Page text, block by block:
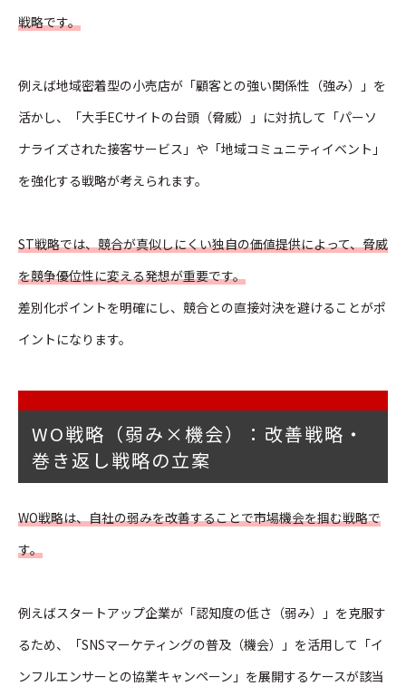
戦略です。
例えば地域密着型の小売店が「顧客との強い関係性（強み）」を
活かし、「大手ECサイトの台頭（脅威）」に対抗して「パーソ
ナライズされた接客サービス」や「地域コミュニティイベント」
を強化する戦略が考えられます。
ST戦略では、競合が真似しにくい独自の価値提供によって、脅威
を競争優位性に変える発想が重要です。
差別化ポイントを明確にし、競合との直接対決を避けることがポ
イントになります。
WO戦略（弱み×機会）：改善戦略・
巻き返し戦略の立案
WO戦略は、自社の弱みを改善することで市場機会を掴む戦略で
す。
例えばスタートアップ企業が「認知度の低さ（弱み）」を克服す
るため、「SNSマーケティングの普及（機会）」を活用して「イ
ンフルエンサーとの協業キャンペーン」を展開するケースが該当